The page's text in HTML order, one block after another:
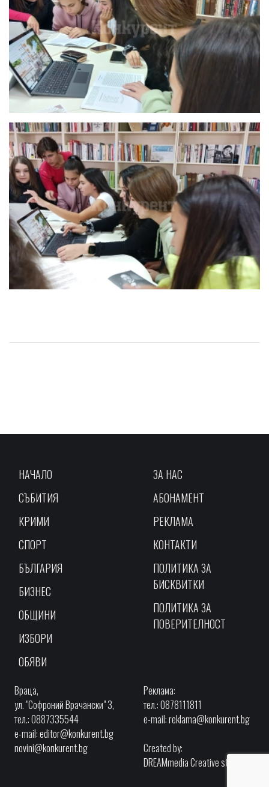
НАЧАЛО
СЪБИТИЯ
КРИМИ
СПОРТ
БЪЛГАРИЯ
БИЗНЕС
ОБЩИНИ
ИЗБОРИ
ОБЯВИ
ЗА НАС
АБОНАМЕНТ
РЕКЛАМА
КОНТАКТИ
ПОЛИТИКА ЗА
БИСКВИТКИ
ПОЛИТИКА ЗА
ПОВЕРИТЕЛНОСТ
Враца,
ул. "Софроний Врачански" 3,
тел.: 0887335544
e-mail:editor@konkurent.bg
novini@konkurent.bg
Реклама:
тел.: 0878111811
e-mail:reklama@konkurent.bg
Created by:
DREAMmedia Creative studio